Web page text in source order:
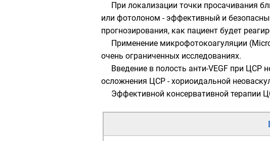
При локализации точки просачивания
или фотолоном - эффективный и
прогнозирования, как пациент будет
Применение микрофотокоагуляции
очень ограниченных исследованиях.
Введение в полость анти-VEGF при ЦСР
осложнения ЦСР - хориоидальной
Эффективной консервативной терапии